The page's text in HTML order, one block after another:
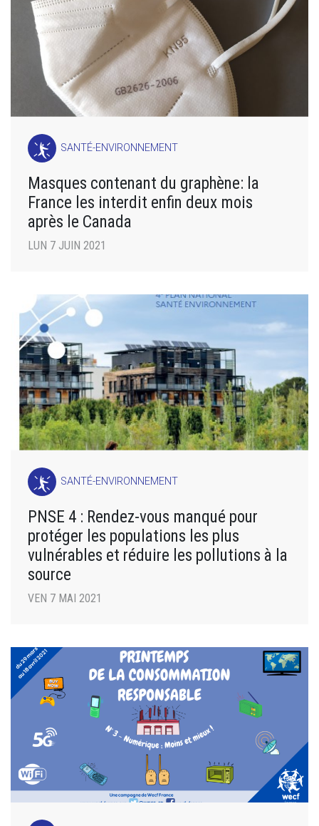
SANTÉ-ENVIRONNEMENT
Masques contenant du graphène: la
France les interdit enfin deux mois
après le Canada
LUN 7 JUIN 2021
SANTÉ-ENVIRONNEMENT
PNSE 4 : Rendez-vous manqué pour
protéger les populations les plus
vulnérables et réduire les pollutions à la
source
VEN 7 MAI 2021